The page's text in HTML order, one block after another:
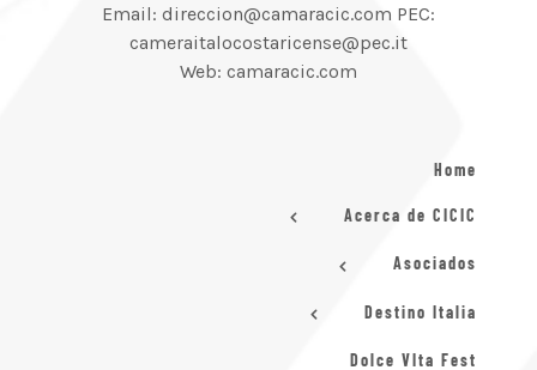
Email: direccion@camaracic.com PEC:
cameraitalocostaricense@pec.it
Web: camaracic.com
Home
Acerca de CICIC
Asociados
Destino Italia
Dolce VIta Fest